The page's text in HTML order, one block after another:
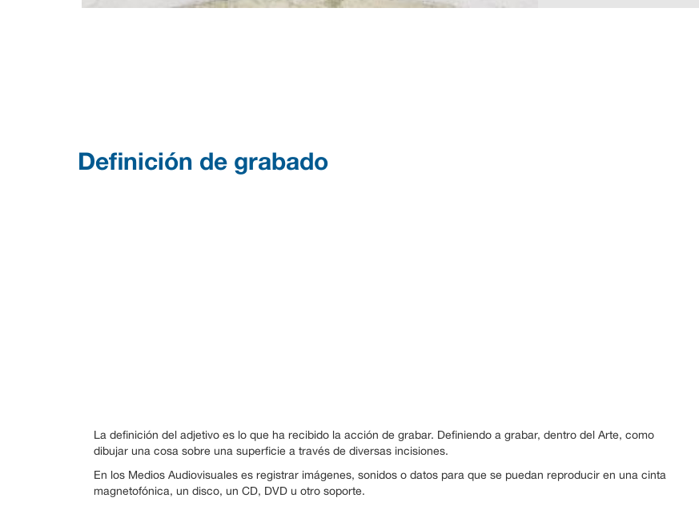
Definición de grabado
La definición del adjetivo es lo que ha recibido la acción de grabar. Definiendo a grabar, dentro del Arte, como
dibujar una cosa sobre una superficie a través de diversas incisiones.
En los Medios Audiovisuales es registrar imágenes, sonidos o datos para que se puedan reproducir en una cinta
magnetofónica, un disco, un CD, DVD u otro soporte.